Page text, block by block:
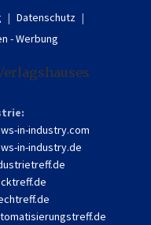
Datenschutz
- Werbung
in-industry.com
in-industry.de